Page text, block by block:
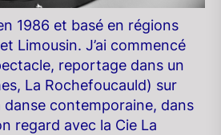
1986 et basé en régions
Limousin. J’ai commencé
reportage dans un
La Rochefoucauld) sur
danse contemporaine, dans
regard avec la Cie La